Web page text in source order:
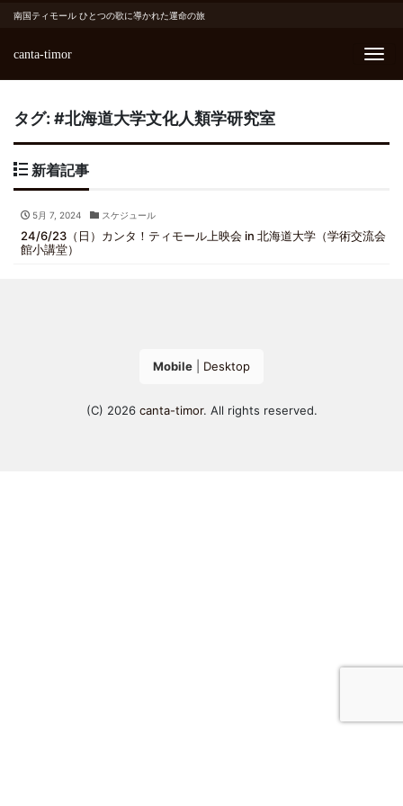
南国ティモール ひとつの歌に導かれた運命の旅
canta-timor
タグ: #北海道大学文化人類学研究室
新着記事
5月 7, 2024 スケジュール
24/6/23（日）カンタ！ティモール上映会 in 北海道大学（学術交流会
館小講堂）
Mobile Desktop
(C) 2026 canta-timor. All rights reserved.